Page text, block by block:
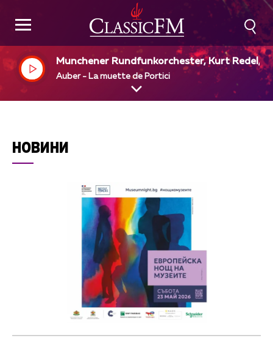
Munchener Rundfunkorchester, Kurt Redel,
Auber - La muette de Portici
НОВИНИ